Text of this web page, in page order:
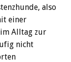
also
einer
Alltag zur
nicht